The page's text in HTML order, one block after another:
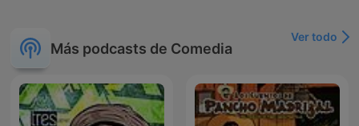
Más podcasts de Comedia
Ver todo